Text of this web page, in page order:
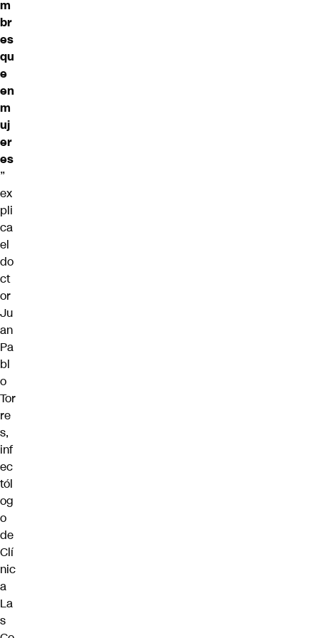
m
br
es
qu
e
en
m
uj
er
es
”
ex
pli
ca
el
do
ct
or
Ju
an
Pa
bl
o
Tor
re
s,
inf
ec
tól
og
o
de
Clí
nic
a
La
s